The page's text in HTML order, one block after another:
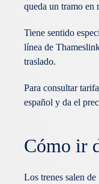
queda un tramo en
Tiene sentido
línea de
traslado.
Para consultar
español y da el
Cómo ir
Los trenes salen